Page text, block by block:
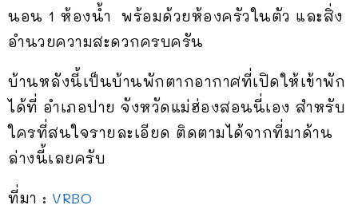
นอน 1 ห้องน้ำ พร้อมด้วยห้องครัวในตัว และสิ่ง
อำนวยความสะดวกครบครัน
บ้านหลังนี้เป็นบ้านพักตากอากาศที่เปิดให้เข้าพัก
ได้ที่ อำเภอปาย จังหวัดแม่ฮ่องสอนนี่เอง สำหรับ
ใครที่สนใจรายละเอียด ติดตามได้จากที่มาด้าน
ล่างนี้เลยครับ
ที่มา : VRBO